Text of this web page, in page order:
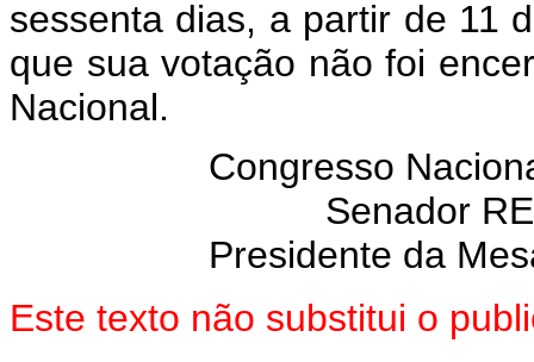
sessenta dias, a partir de 11
que sua votação não foi
Nacional.
Congresso
Senador
Presidente da
Este texto não substitui o